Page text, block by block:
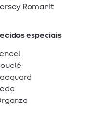
Romanit
especiais